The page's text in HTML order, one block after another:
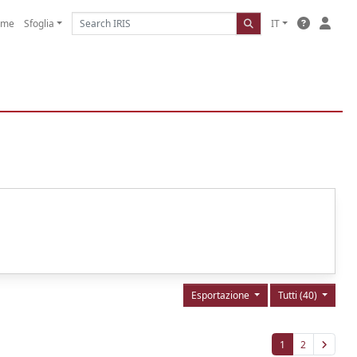
Sfoglia IT
Tutti (40)
Esportazione
1 2